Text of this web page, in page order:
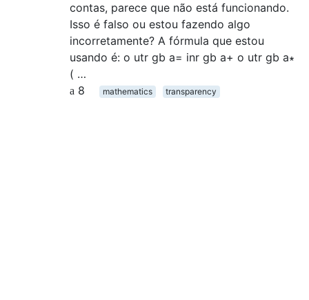
contas, parece que não está funcionando.
Isso é falso ou estou fazendo algo
incorretamente? A fórmula que estou
usando é: o utr gb a= inr gb a+ o utr gb a∗
( …
8
mathematics transparency